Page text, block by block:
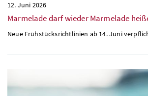
12. Juni 2026
Marmelade darf wieder Marmelade
Neue Frühstücksrichtlinien ab 14. Juni